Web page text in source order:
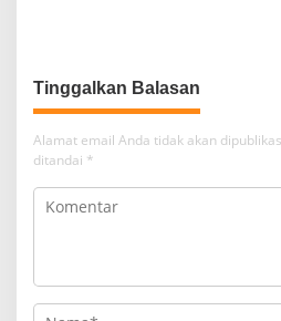
Tinggalkan Balasan
Alamat email Anda tidak akan
ditandai *